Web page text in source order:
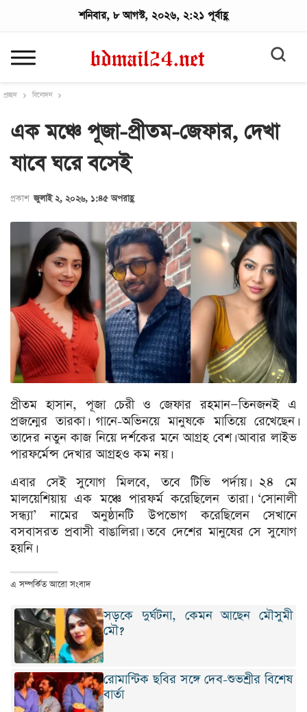
শনিবার, ৮ আগস্ট, ২০২৬, ২:২১ পূর্বাহ্ণ
প্রচ্ছদ বিনোদন
এক মঞ্চে পূজা-প্রীতম-জেফার, দেখা
যাবে ঘরে বসেই
প্রকাশ জুলাই ২, ২০২৬, ১:৪৫ অপরাহ্ণ
প্রীতম হাসান, পূজা চেরী ও জেফার রহমান—তিনজনই এ
প্রজন্মের তারকা। গানে-অভিনয়ে মানুষকে মাতিয়ে রেখেছেন।
তাদের নতুন কাজ নিয়ে দর্শকের মনে আগ্রহ বেশ। আবার লাইভ
পারফর্মেন্স দেখার আগ্রহও কম নয়।
এবার সেই সুযোগ মিলবে, তবে টিভি পর্দায়। ২৪ মে
মালয়েশিয়ায় এক মঞ্চে পারফর্ম করেছিলেন তারা। ‘সোনালী
সন্ধ্যা’ নামের অনুষ্ঠানটি উপভোগ করেছিলেন সেখানে
বসবাসরত প্রবাসী বাঙালিরা। তবে দেশের মানুষের সে সুযোগ
হয়নি।
এ সম্পর্কিত আরো সংবাদ
সড়কে দুর্ঘটনা, কেমন আছেন মৌসুমী
মৌ?
রোমান্টিক ছবির সঙ্গে দেব-শুভশ্রীর বিশেষ
বার্তা